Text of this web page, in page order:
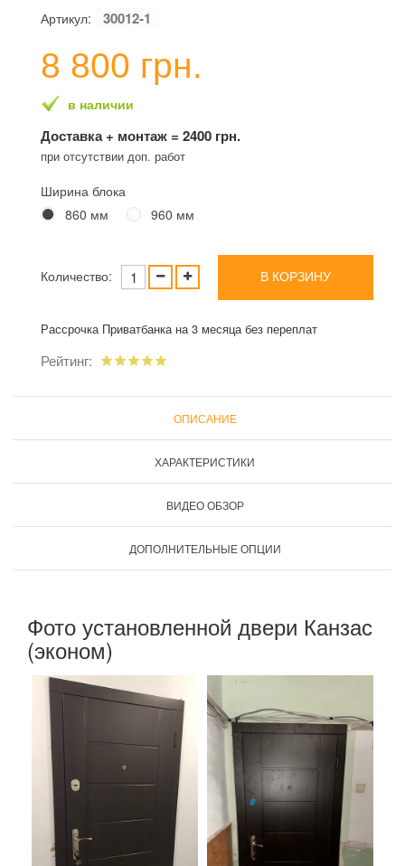
Артикул: 30012-1
8 800 грн.
в наличии
Доставка + монтаж = 2400 грн.
при отсутствии доп. работ
Ширина блока
860 мм
960 мм
Количество: В КОРЗИНУ
Рассрочка Приватбанка на 3 месяца без переплат
Рейтинг:
ОПИСАНИЕ
ХАРАКТЕРИСТИКИ
ВИДЕО ОБЗОР
ДОПОЛНИТЕЛЬНЫЕ ОПЦИИ
Фото установленной двери Канзас
(эконом)